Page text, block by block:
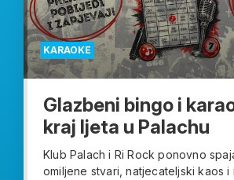
KARAOKE
Glazbeni bingo i
kraj ljeta u Palachu
Klub Palach i Ri Rock ponovno
omiljene stvari, natjecateljski kaos